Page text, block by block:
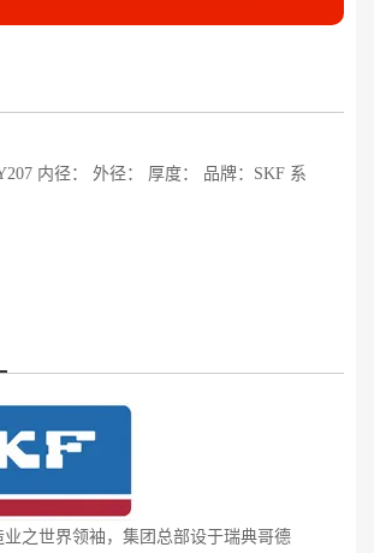
内径： 外径： 厚度： 品牌：SKF 系
业之世界领袖，集团总部设于瑞典哥德